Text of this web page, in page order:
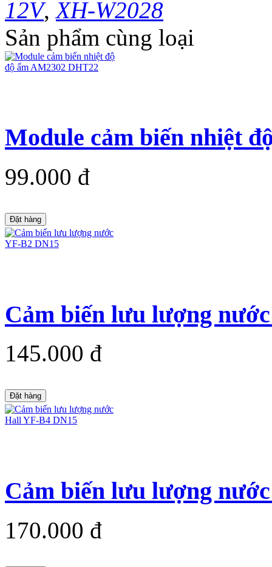
12V, XH-W2028
Sản phẩm cùng loại
Module cảm biến nhiệt
99.000 đ
Đặt hàng
Cảm biến lưu lượng
145.000 đ
Đặt hàng
Cảm biến lưu lượng
170.000 đ